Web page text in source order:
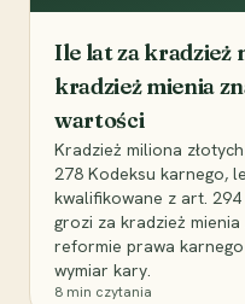
Ile lat za kradzież
kradzież mienia
wartości
Kradzież miliona
278 Kodeksu karnego,
kwalifikowane z art. 294
grozi za kradzież
reformie prawa
wymiar kary.
8 min czytania